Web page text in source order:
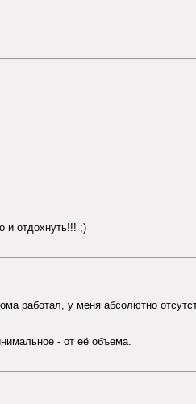
и отдохнуть!!! ;)
работал, у меня абсолютно
- от её объема.